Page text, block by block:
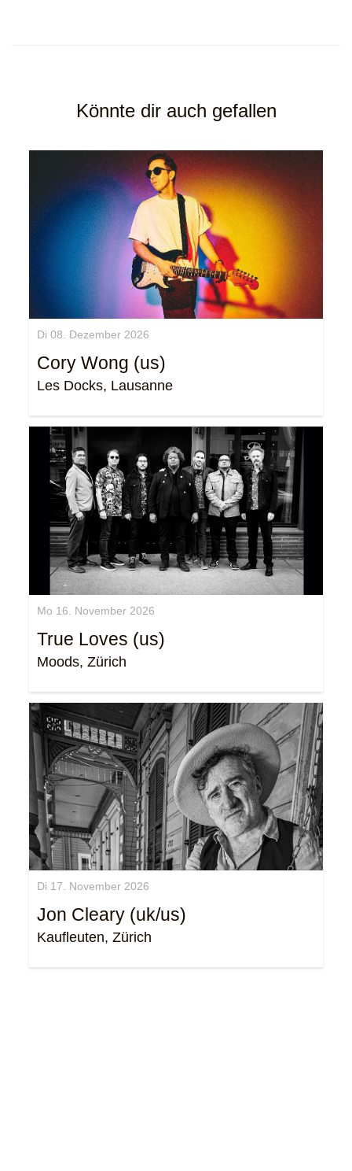
Könnte dir auch gefallen
Di 08. Dezember 2026
Cory Wong (us)
Les Docks, Lausanne
Mo 16. November 2026
True Loves (us)
Moods, Zürich
Di 17. November 2026
Jon Cleary (uk/us)
Kaufleuten, Zürich